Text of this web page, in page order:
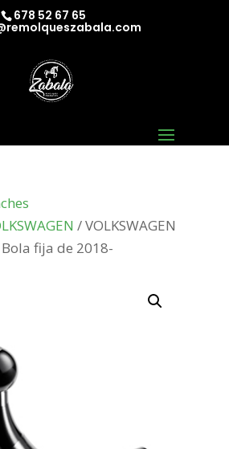
678 52 67 65
/ VOLKSWAGEN
fija de 2018-